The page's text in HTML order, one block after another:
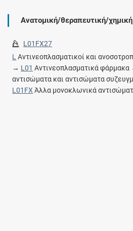
Ανατομική/θεραπευτική/
L01FX27
L Αντινεοπλασματικοί και
→ L01 Αντινεοπλασματικά φάρμακα
αντισώματα και αντισώματα
L01FX Άλλα μονοκλωνικά